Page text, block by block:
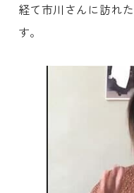
経て市川さんに訪れ
す。